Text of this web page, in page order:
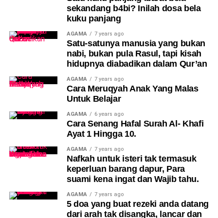
Perkongsian kejadian ini mengundang rasa risau dan
simpati dalam kalangan netizen yang turut mendoakan
agar mangsa segera ditemui.
Kanak-Kanak 4 Tahun Maut, Kereta Dipandu
Datuk Terbalik Di Manjoi – Majalah Ilmu
Ramai pengikut mengakui mereka terkejut apabila
melihat perkongsian ucapan Al-Fatihah dan berita
mengenai pemergian ayah Famy.
sekandang b4bi? Inilah dosa bela
kuku panjang
AGAMA 7 years ago
Satu-satunya manusia yang bukan
nabi, bukan pula Rasul, tapi kisah
hidupnya diabadikan dalam Qur’an
AGAMA 7 years ago
Cara Meruqyah Anak Yang Malas
Untuk Belajar
AGAMA 6 years ago
Cara Senang Hafal Surah Al- Khafi
Ayat 1 Hingga 10.
AGAMA 7 years ago
Nafkah untuk isteri tak termasuk
keperluan barang dapur, Para
suami kena ingat dan Wajib tahu.
AGAMA 7 years ago
5 doa yang buat rezeki anda datang
dari arah tak disangka, lancar dan